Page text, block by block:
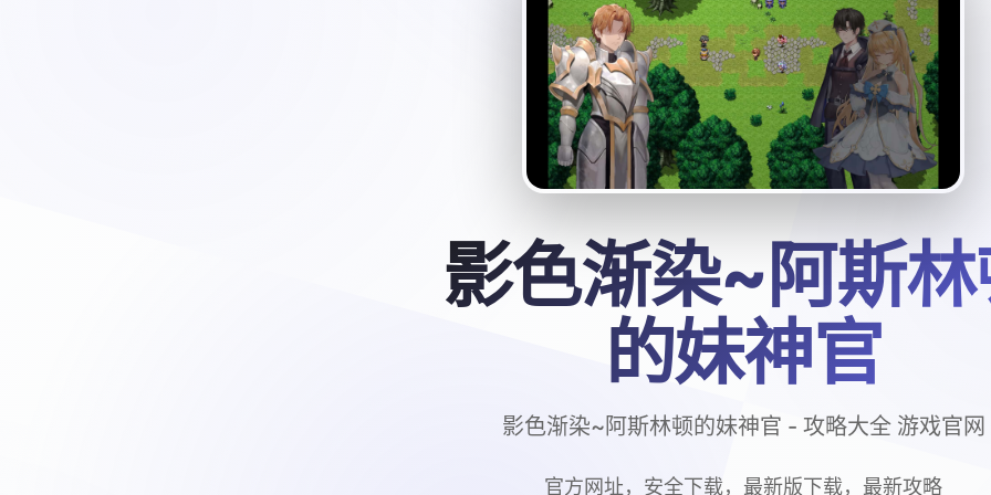
影色渐染~阿斯
的妹神官
影色渐染~阿斯林顿的妹神官 - 攻略大全 游戏官网
官方网址，安全下载，最新版下载，最新攻略